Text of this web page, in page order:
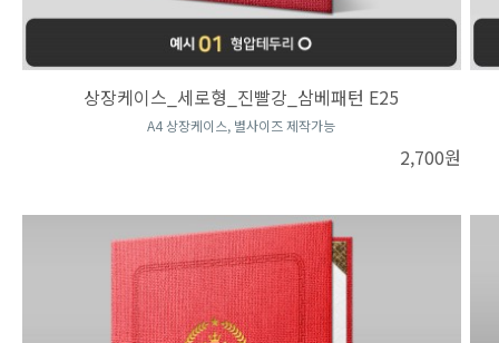
상장케이스_세로형_진빨강_삼베패턴 E25
A4 상장케이스, 별사이즈 제작가능
2,700원